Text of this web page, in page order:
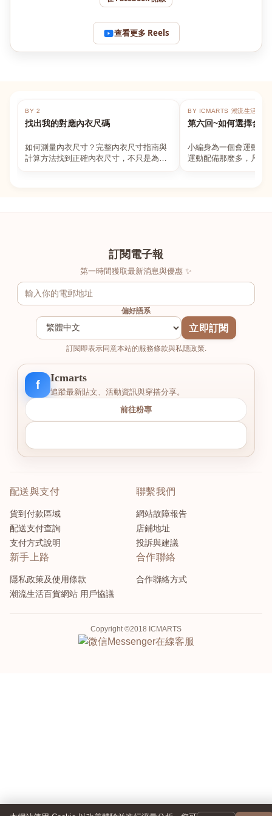
查看更多 Reels
BY 2
找出我的對應內衣尺碼
如何測量內衣尺寸？完整內衣尺寸指南與
計算方法找到正確內衣尺寸，不只是為了
BY ICMARTS 潮流生活百貨
第六回~如何選擇合適
小編身為一個會運動的
運動配備那麼多，凡舉
訂閱電子報
第一時間獲取最新消息與優惠 ✨
偏好語系
立即訂閱
訂閱即表示同意本站的服務條款與私隱政策.
f
Icmarts
追蹤最新貼文、活動資訊與穿搭分享。
前往粉專
配送與支付
貨到付款區域
配送支付查詢
支付方式說明
聯繫我們
網站故障報告
店鋪地址
投訴與建議
新手上路
隱私政策及使用條款
潮流生活百貨網站 用戶協議
合作聯絡
合作聯絡方式
Copyright ©2018 ICMARTS
Messenger在線客服